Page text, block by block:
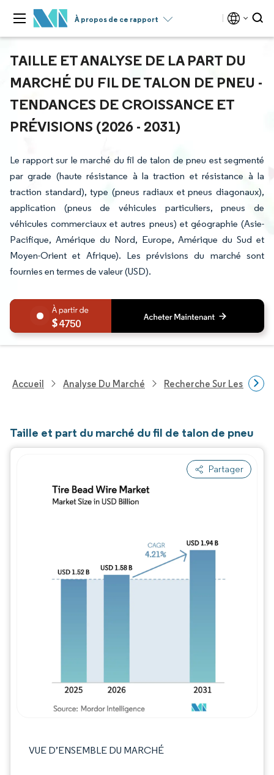
À propos de ce rapport
TAILLE ET ANALYSE DE LA PART DU
MARCHÉ DU FIL DE TALON DE PNEU -
TENDANCES DE CROISSANCE ET
PRÉVISIONS (2026 - 2031)
Le rapport sur le marché du fil de talon de pneu est segmenté
par grade (haute résistance à la traction et résistance à la
traction standard), type (pneus radiaux et pneus diagonaux),
application (pneus de véhicules particuliers, pneus de
véhicules commerciaux et autres pneus) et géographie (Asie-
Pacifique, Amérique du Nord, Europe, Amérique du Sud et
Moyen-Orient et Afrique). Les prévisions du marché sont
fournies en termes de valeur (USD).
4750
Accueil Analyse Du Marché Recherche Sur Les
Taille et part du marché du fil de talon de pneu
Partager
VUE D’ENSEMBLE DU MARCHÉ